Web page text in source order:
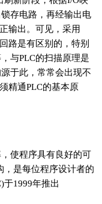
存电路，再经输出电
输出。可见，采用
路是有区别的，特别
与PLC的扫描原理是
于此，常常会出现不
精通PLC的基本原
使程序具有良好的可
，是每位程序设计者的
于1999年推出